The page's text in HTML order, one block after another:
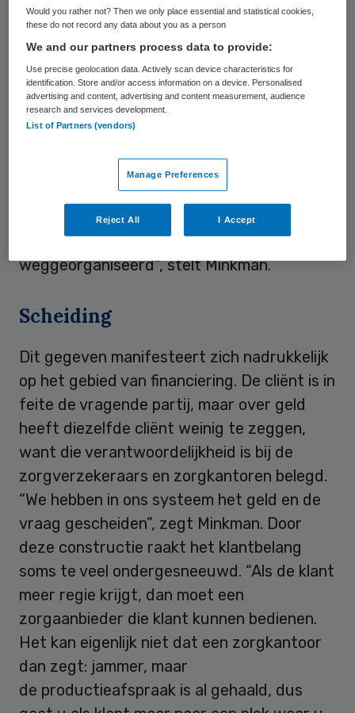
transitie van de langdurige zorg, dat levert
veel vragen op en daarbij is
kennisontwikkeling van groot belang”, licht
Minkman de nieuwe leerstoel toe.
Een van de kwesties die Minkman bezig
systeemwereld, terwijl de transitie in de
zorg er juist op gericht is om de klant meer
regie te geven. “We hebben heel veel
verantwoordelijkheden bij de cliënt
weggeorganiseerd”, stelt Minkman.
Scheiding
Dit gegeven manifesteert zich nadrukkelijk
op het gebied van financiering. De cliënt is in
feite de vragende partij, maar over geld
heeft diezelfde cliënt weinig te zeggen,
want die verantwoordelijkheid is bij de
zorgverzekeraars en zorgkantoren belegd.
“We hebben in ons systeem het geld en de
vraag gescheiden”, zegt Minkman. Door
deze constructie raakt het klantbelang
soms te veel ondergesneeuwd. “Als de klant
meer regie krijgt, dan moet een
zorgaanbieder die klant kunnen bedienen.
Het kan eigenlijk niet dat een zorgkantoor
dan zegt: jammer, maar
de productieafspraak is al gehaald, dus
Would you rather not? Then we only place essential and statistical cookies,
these do not record any data about you as a person
We and our partners process data to provide:
Use precise geolocation data. Actively scan device characteristics for
identification. Store and/or access information on a device. Personalised
advertising and content, advertising and content measurement, audience
research and services development.
List of Partners (vendors)
Manage Preferences
Reject All I Accept